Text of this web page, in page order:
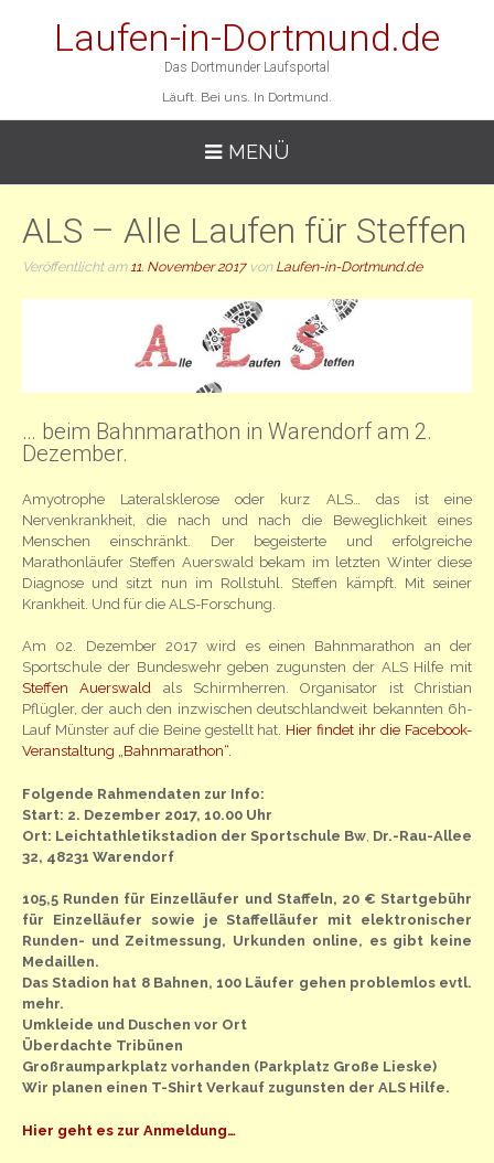
Laufen-in-Dortmund.de
Das Dortmunder Laufsportal
Läuft. Bei uns. In Dortmund.
MENÜ
ALS – Alle Laufen für Steffen
Veröffentlicht am 11. November 2017von Laufen-in-Dortmund.de
… beim Bahnmarathon in Warendorf am 2.
Dezember.
Amyotrophe Lateralsklerose oder kurz ALS… das ist eine
Nervenkrankheit, die nach und nach die Beweglichkeit eines
Menschen einschränkt. Der begeisterte und erfolgreiche
Marathonläufer Steffen Auerswald bekam im letzten Winter diese
Diagnose und sitzt nun im Rollstuhl. Steffen kämpft. Mit seiner
Krankheit. Und für die ALS-Forschung.
Am 02. Dezember 2017 wird es einen Bahnmarathon an der
Sportschule der Bundeswehr geben zugunsten der ALS Hilfe mit
Steffen Auerswald als Schirmherren. Organisator ist Christian
Pflügler, der auch den inzwischen deutschlandweit bekannten 6h-
Lauf Münster auf die Beine gestellt hat. Hier findet ihr die Facebook-
Veranstaltung „Bahnmarathon“.
Folgende Rahmendaten zur Info:
Start: 2. Dezember 2017, 10.00 Uhr
Ort: Leichtathletikstadion der Sportschule Bw Dr.-Rau-Allee
32, 48231 Warendorf
105,5 Runden für Einzelläufer und Staffeln, 20 € Startgebühr
für Einzelläufer sowie je Staffelläufer mit elektronischer
Runden- und Zeitmessung, Urkunden online, es gibt keine
Medaillen.
Das Stadion hat 8 Bahnen, 100 Läufer gehen problemlos evtl.
mehr.
Umkleide und Duschen vor Ort
Überdachte Tribünen
Großraumparkplatz vorhanden (Parkplatz Große Lieske)
Wir planen einen T-Shirt Verkauf zugunsten der ALS Hilfe.
Hier geht es zur Anmeldung…